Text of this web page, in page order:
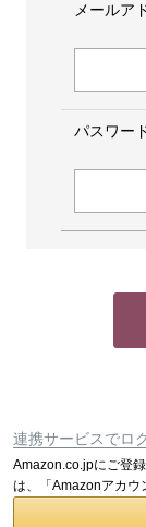
メールア
パスワー
連携サービスでロ
Amazon.co.jpにご登
は、「Amazonアカウ